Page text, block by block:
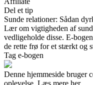
Del et tip
Sunde relationer: Sådan
Lær om vigtigheden af
vedligeholde disse. E-
de rette frø for et stærkt og
Tag e-bogen
Denne hjemmeside bruger